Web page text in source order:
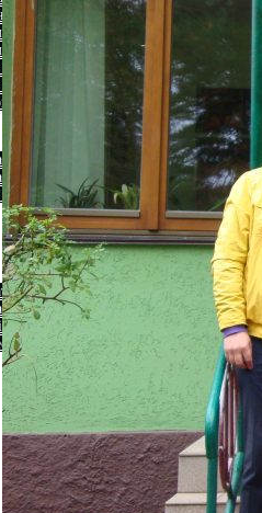
рада
Карантин
Воєнний стан
та працевлаштування
освіти
та інформальна освіта
співробітництво
співробітництво для викладачів
співробітництво для студентів
договори
центр МФК
правова база
здобувача
професій
стандарти
центрів
неформальну та інформальну